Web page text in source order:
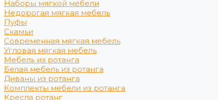
Наборы мягкой мебели
Недорогая мягкая мебель
Пуфы
Скамьи
Современная мягкая мебель
Угловая мягкая мебель
Мебель из ротанга
Белая мебель из ротанга
Диваны из ротанга
Комплекты мебели из ротанга
Кресла ротанг